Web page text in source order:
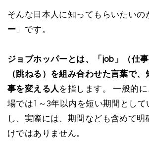
そんな日本人に知ってもらいたいの
ー 」です。
ジョブホッパーとは、「job」（仕
（跳ねる）を組み合わせた言葉で
事を変える人を指します。 一般的
場では1～3年以内を短い期間として
し、実際には、期間なども含めて明
けではありません。